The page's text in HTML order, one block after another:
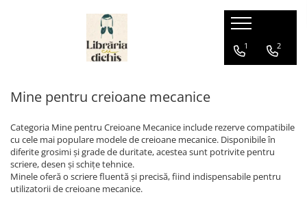
Numărători
Ascuțitori
Corectoare
Radiere
Birotică și organizare birou
Ghiozdane Ergonomice
Ghiozdane școală
Ghiozdane Clasa Pregătitoare
Ghiozdane Clasele I-IV
Ghiozdane Gimnaziu și Liceu
1 2
Mine pentru creioane mecanice
Categoria Mine pentru Creioane Mecanice include rezerve compatibile
cu cele mai populare modele de creioane mecanice. Disponibile în
diferite grosimi și grade de duritate, acestea sunt potrivite pentru
scriere, desen și schițe tehnice.
Minele oferă o scriere fluentă și precisă, fiind indispensabile pentru
utilizatorii de creioane mecanice.